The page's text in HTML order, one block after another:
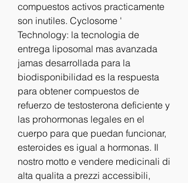
compuestos activos practicamente
son inutiles. Cyclosome '
Technology: la tecnologia de
entrega liposomal mas avanzada
jamas desarrollada para la
biodisponibilidad es la respuesta
para obtener compuestos de
refuerzo de testosterona deficiente y
las prohormonas legales en el
cuerpo para que puedan funcionar,
esteroides es igual a hormonas. Il
nostro motto e vendere medicinali di
alta qualita a prezzi accessibili,